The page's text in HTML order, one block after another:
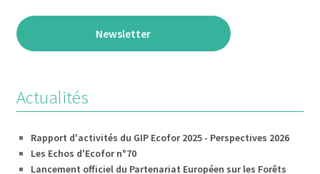
Newsletter
Actualités
Rapport d'activités du GIP Ecofor 2025 - Perspectives 2026
Les Echos d'Ecofor n°70
Lancement officiel du Partenariat Européen sur les Forêts